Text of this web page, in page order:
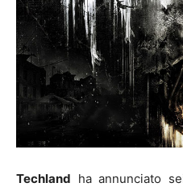
Techland ha annunciato